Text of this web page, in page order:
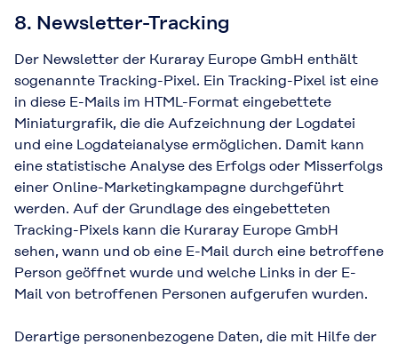
8. Newsletter-Tracking
Der Newsletter der Kuraray Europe GmbH enthält
sogenannte Tracking-Pixel. Ein Tracking-Pixel ist eine
in diese E-Mails im HTML-Format eingebettete
Miniaturgrafik, die die Aufzeichnung der Logdatei
und eine Logdateianalyse ermöglichen. Damit kann
eine statistische Analyse des Erfolgs oder Misserfolgs
einer Online-Marketingkampagne durchgeführt
werden. Auf der Grundlage des eingebetteten
Tracking-Pixels kann die Kuraray Europe GmbH
sehen, wann und ob eine E-Mail durch eine betroffene
Person geöffnet wurde und welche Links in der E-
Mail von betroffenen Personen aufgerufen wurden.
Derartige personenbezogene Daten, die mit Hilfe der